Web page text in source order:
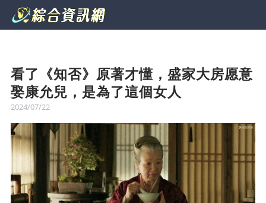
看了《知否》原著才懂，盛家大房愿意
娶康允兒，是為了這個女人
2024/07/22